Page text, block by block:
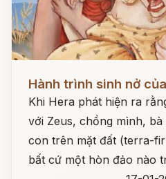
Hành trình sinh nở
Khi Hera phát hiện ra
với Zeus, chồng mình,
con trên mặt đất (terra-
bất cứ một hòn đảo nào